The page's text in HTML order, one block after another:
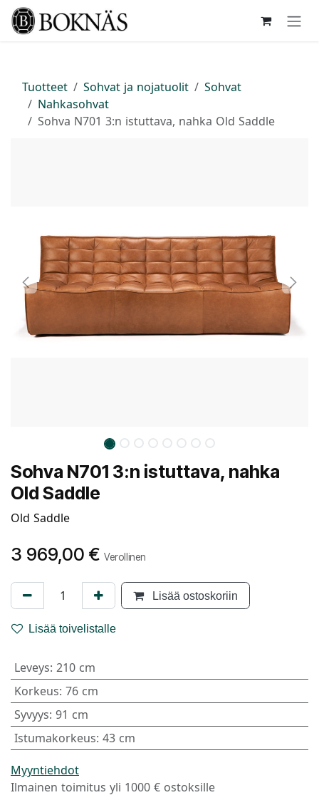
Siirry sisältöön
Tuotteet Sohvat ja nojatuolit
Sohvat
Nahkasohvat
Sohva N701 3:n istuttava, nahka Old Saddle
Sohva N701 3:n istuttava, nahka
Old Saddle
Old Saddle
3 969,00 € Verollinen
Lisää ostoskoriin
Lisää toivelistalle
Leveys: 210 cm
Korkeus: 76 cm
Syvyys: 91 cm
Istumakorkeus: 43 cm
Myyntiehdot
Ilmainen toimitus yli 1000 € ostoksille